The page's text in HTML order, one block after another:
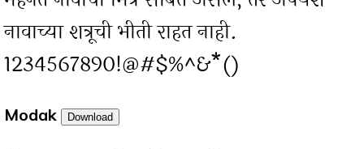
नावाच्या शत्रूची भीती राहत नाही.
1234567890!@#$%^&*()
Modak Download